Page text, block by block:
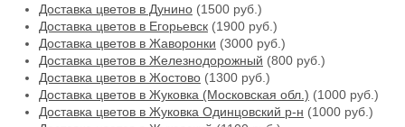
Доставка цветов в Дунино (1500 руб.)
Доставка цветов в Егорьевск (1900 руб.)
Доставка цветов в Жаворонки (3000 руб.)
Доставка цветов в Железнодорожный (800 руб.)
Доставка цветов в Жостово (1300 руб.)
Доставка цветов в Жуковка (Московская обл.) (1000 руб.)
Доставка цветов в Жуковка Одинцовский р-н (1000 руб.)